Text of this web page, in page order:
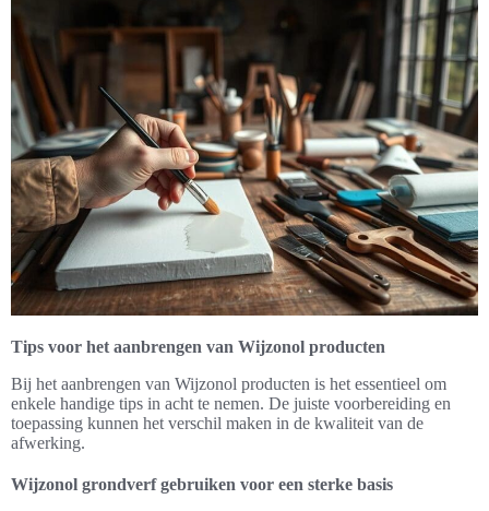
Tips voor het aanbrengen van Wijzonol producten
Bij het aanbrengen van Wijzonol producten is het essentieel om
enkele handige tips in acht te nemen. De juiste voorbereiding en
toepassing kunnen het verschil maken in de kwaliteit van de
afwerking.
Wijzonol grondverf gebruiken voor een sterke basis